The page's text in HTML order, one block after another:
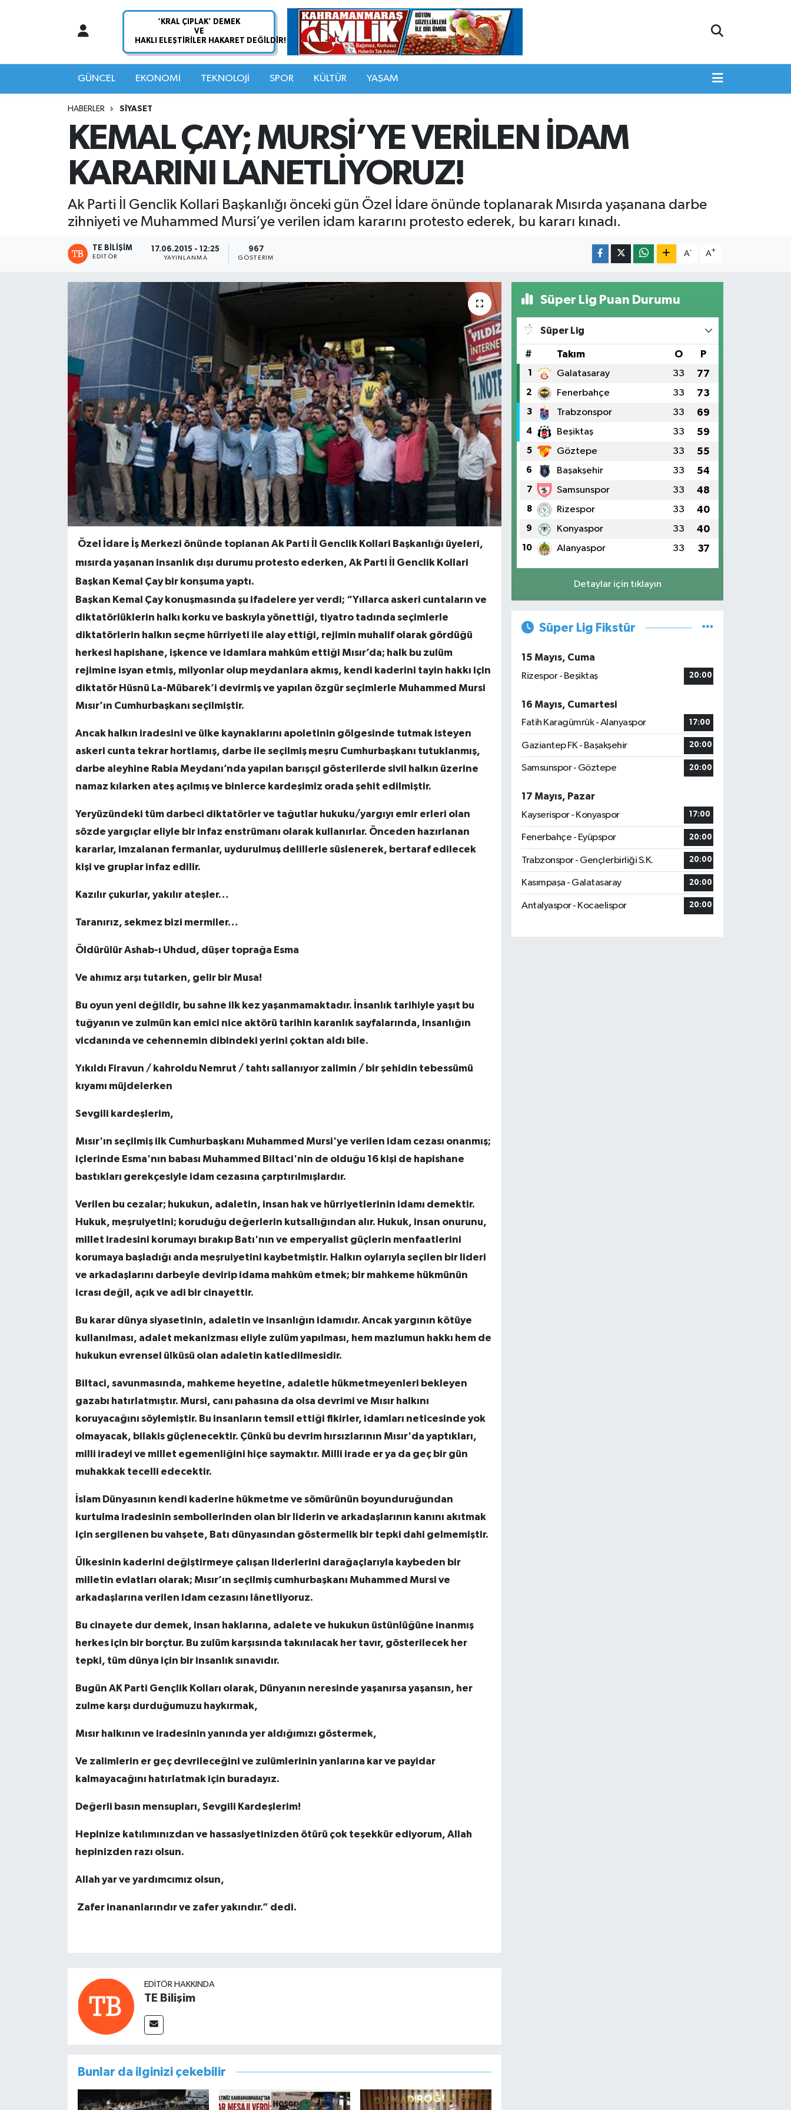
GÜNCEL EKONOMİ TEKNOLOJİ SPOR KÜLTÜR YAŞAM
HABERLER SİYASET
KEMAL ÇAY; MURSİ’YE VERİLEN İDAM
KARARINI LANETLİYORUZ!
Ak Parti İl Genclik Kollari Başkanlığı önceki gün Özel İdare önünde toplanarak Mısırda yaşanana darbe
zihniyeti ve Muhammed Mursi’ye verilen idam kararını protesto ederek, bu kararı kınadı.
TE BILIŞIM
EDITÖR
17.06.2015 - 12:25
YAYINLANMA
967
GÖSTERIM
A- A+
Özel İdare İş Merkezi önünde toplanan Ak Parti İl Genclik Kollari Başkanlığı üyeleri,
mısırda yaşanan insanlık dışı durumu protesto ederken, Ak Parti İl Genclik Kollari
Başkan Kemal Çay bir konşuma yaptı.
Başkan Kemal Çay konuşmasında şu ifadelere yer verdi; “Yıllarca askeri cuntaların ve
diktatörlüklerin halkı korku ve baskıyla yönettiği, tiyatro tadında seçimlerle
diktatörlerin halkın seçme hürriyeti ile alay ettiği, rejimin muhalif olarak gördüğü
herkesi hapishane, işkence ve idamlara mahkûm ettiği Mısır’da; halk bu zulüm
rejimine isyan etmiş, milyonlar olup meydanlara akmış, kendi kaderini tayin hakkı için
diktatör Hüsnü La-Mübarek’i devirmiş ve yapılan özgür seçimlerle Muhammed Mursi
Mısır’ın Cumhurbaşkanı seçilmiştir.
Ancak halkın iradesini ve ülke kaynaklarını apoletinin gölgesinde tutmak isteyen
askeri cunta tekrar hortlamış, darbe ile seçilmiş meşru Cumhurbaşkanı tutuklanmış,
darbe aleyhine Rabia Meydanı’nda yapılan barışçıl gösterilerde sivil halkın üzerine
namaz kılarken ateş açılmış ve binlerce kardeşimiz orada şehit edilmiştir.
Yeryüzündeki tüm darbeci diktatörler ve tağutlar hukuku/yargıyı emir erleri olan
sözde yargıçlar eliyle bir infaz enstrümanı olarak kullanırlar. Önceden hazırlanan
kararlar, imzalanan fermanlar, uydurulmuş delillerle süslenerek, bertaraf edilecek
kişi ve gruplar infaz edilir.
Kazılır çukurlar, yakılır ateşler…
Taranırız, sekmez bizi mermiler…
Öldürülür Ashab-ı Uhdud, düşer toprağa Esma
Ve ahımız arşı tutarken, gelir bir Musa!
Bu oyun yeni değildir, bu sahne ilk kez yaşanmamaktadır. İnsanlık tarihiyle yaşıt bu
tuğyanın ve zulmün kan emici nice aktörü tarihin karanlık sayfalarında, insanlığın
vicdanında ve cehennemin dibindeki yerini çoktan aldı bile.
Yıkıldı Firavun / kahroldu Nemrut / tahtı sallanıyor zalimin / bir şehidin tebessümü
kıyamı müjdelerken
Sevgili kardeşlerim,
Mısır'ın seçilmiş ilk Cumhurbaşkanı Muhammed Mursi'ye verilen idam cezası onanmış;
içlerinde Esma'nın babası Muhammed Biltaci'nin de olduğu 16 kişi de hapishane
bastıkları gerekçesiyle idam cezasına çarptırılmışlardır.
Verilen bu cezalar; hukukun, adaletin, insan hak ve hürriyetlerinin idamı demektir.
Hukuk, meşruiyetini; koruduğu değerlerin kutsallığından alır. Hukuk, insan onurunu,
millet iradesini korumayı bırakıp Batı'nın ve emperyalist güçlerin menfaatlerini
korumaya başladığı anda meşruiyetini kaybetmiştir. Halkın oylarıyla seçilen bir lideri
ve arkadaşlarını darbeyle devirip idama mahkûm etmek; bir mahkeme hükmünün
icrası değil, açık ve adi bir cinayettir.
Bu karar dünya siyasetinin, adaletin ve insanlığın idamıdır. Ancak yargının kötüye
kullanılması, adalet mekanizması eliyle zulüm yapılması, hem mazlumun hakkı hem de
hukukun evrensel ülküsü olan adaletin katledilmesidir.
Biltaci, savunmasında, mahkeme heyetine, adaletle hükmetmeyenleri bekleyen
gazabı hatırlatmıştır. Mursi, canı pahasına da olsa devrimi ve Mısır halkını
koruyacağını söylemiştir. Bu insanların temsil ettiği fikirler, idamları neticesinde yok
olmayacak, bilakis güçlenecektir. Çünkü bu devrim hırsızlarının Mısır'da yaptıkları,
milli iradeyi ve millet egemenliğini hiçe saymaktır. Milli irade er ya da geç bir gün
muhakkak tecelli edecektir.
İslam Dünyasının kendi kaderine hükmetme ve sömürünün boyunduruğundan
kurtulma iradesinin sembollerinden olan bir liderin ve arkadaşlarının kanını akıtmak
için sergilenen bu vahşete, Batı dünyasından göstermelik bir tepki dahi gelmemiştir.
Ülkesinin kaderini değiştirmeye çalışan liderlerini darağaçlarıyla kaybeden bir
milletin evlatları olarak; Mısır’ın seçilmiş cumhurbaşkanı Muhammed Mursi ve
arkadaşlarına verilen idam cezasını lânetliyoruz.
Bu cinayete dur demek, insan haklarına, adalete ve hukukun üstünlüğüne inanmış
herkes için bir borçtur. Bu zulüm karşısında takınılacak her tavır, gösterilecek her
tepki, tüm dünya için bir insanlık sınavıdır.
Bugün AK Parti Gençlik Kolları olarak, Dünyanın neresinde yaşanırsa yaşansın, her
zulme karşı durduğumuzu haykırmak,
Mısır halkının ve iradesinin yanında yer aldığımızı göstermek,
Ve zalimlerin er geç devrileceğini ve zulümlerinin yanlarına kar ve payidar
kalmayacağını hatırlatmak için buradayız.
Değerli basın mensupları, Sevgili Kardeşlerim!
Hepinize katılımınızdan ve hassasiyetinizden ötürü çok teşekkür ediyorum, Allah
hepinizden razı olsun.
Allah yar ve yardımcımız olsun,
Zafer inananlarındır ve zafer yakındır.” dedi.
EDITÖR HAKKINDA
TE Bilişim
Bunlar da ilginizi çekebilir
Süper Lig Puan Durumu
Süper Lig
# Takım O P
1 Galatasaray 33 77
2 Fenerbahçe 33 73
3 Trabzonspor 33 69
4 Beşiktaş 33 59
5 Göztepe 33 55
6 Başakşehir 33 54
7 Samsunspor 33 48
8 Rizespor 33 40
9 Konyaspor 33 40
10 Alanyaspor 33 37
Detaylar için tıklayın
Süper Lig Fikstür
15 Mayıs, Cuma
Rizespor - Beşiktaş
20:00
16 Mayıs, Cumartesi
Fatih Karagümrük - Alanyaspor
17:00
Gaziantep FK - Başakşehir 20:00
Samsunspor - Göztepe 20:00
17 Mayıs, Pazar
Kayserispor - Konyaspor
17:00
Fenerbahçe - Eyüpspor 20:00
Trabzonspor - Gençlerbirliği S.K. 20:00
Kasımpaşa - Galatasaray 20:00
Antalyaspor - Kocaelispor 20:00
Hava Durumu
Namaz Vakitleri
Trafik Durumu
Süper Lig Puan Durumu ve Fikstür
Son Dakika Haberleri
Haber Arşivi